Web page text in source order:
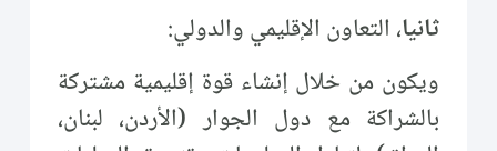
ثانيا، التعاون الإقليمي والدولي:
ويكون من خلال إنشاء قوة إقليمية مشتركة
بالشراكة مع دول الجوار (الأردن، لبنان،